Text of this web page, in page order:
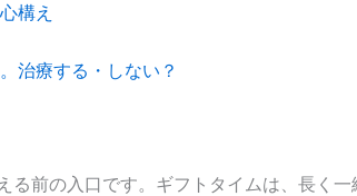
構え
治療する・しない？
る前の入口です。ギフトタイムは、長く一